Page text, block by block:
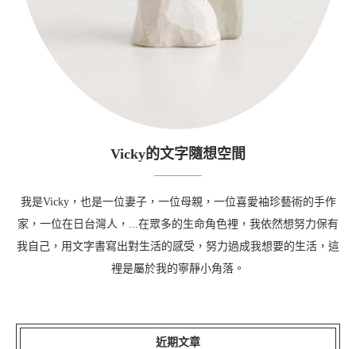
Vicky的文字隨想空間
我是Vicky，也是一位妻子，一位母親，一位喜愛袖珍藝術的手作
家，一位在日台灣人，...在眾多的生命角色裡，我依然想努力保有
我自己，用文字書寫出對生活的感受，努力過成我想要的生活，這
裡是屬於我的寧靜小角落。
近期文章